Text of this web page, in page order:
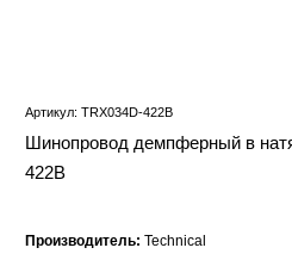
Артикул: TRX034D-422B
Шинопровод демпферный в
422B
Производитель: Technical